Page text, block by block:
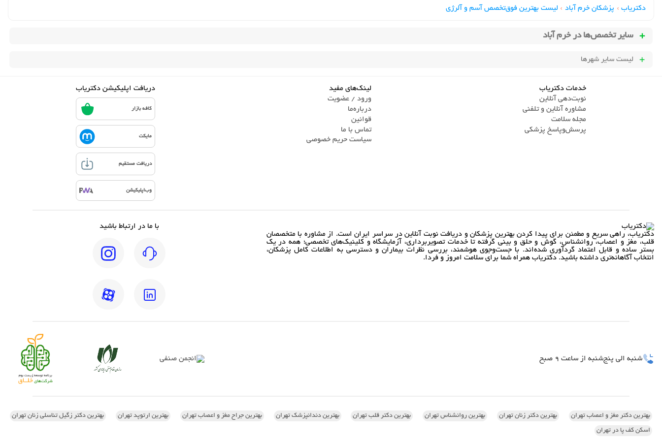
دکتریاب › پزشکان خرم آباد › لیست بهترین فوق‌تخصص آسم و آلرژی
سایر تخصص‌ها در خرم آباد
لیست سایر شهرها
خدمات دکتریاب
نوبت‌دهی آنلاین
مشاوره آنلاین و تلفنی
مجله سلامت
پرسش‌و‌پاسخ پزشکی
لینک‌های مفید
ورود / عضویت
درباره‌ما
قوانین
تماس ‌با ما
سیاست حریم خصوصی
دریافت اپلیکیشن دکتریاب
کافه بازار
مایکت
دریافت مستقیم
وب‌اپلیکیشن
دکتریاب، راهی سریع و مطمئن برای پیدا کردن بهترین پزشکان و دریافت نوبت آنلاین در سراسر ایران است. از مشاوره با متخصصان
قلب، مغز و اعصاب، روانشناس، گوش و حلق و بینی گرفته تا خدمات تصویربرداری، آزمایشگاه و کلینیک‌های تخصصی؛ همه در یک
بستر ساده و قابل اعتماد گردآوری شده‌اند. با جست‌وجوی هوشمند، بررسی نظرات بیماران و دسترسی به اطلاعات کامل پزشکان،
انتخاب آگاهانه‌تری داشته باشید. دکتریاب همراه شما برای سلامت امروز و فردا.
با ما در ارتباط باشید
شنبه الی پنج‌شنبه از ساعت 9 صبح
بهترین دکتر مغز و اعصاب تهران بهترین دکتر زنان تهران بهترین روانشناس تهران بهترین دکتر قلب تهران بهترین دندانپزشک تهران بهترین جراح مغز و اعصاب تهران بهترین ارتوپد تهران بهترین دکتر زگیل تناسلی زنان تهران
اسکن کف پا در تهران